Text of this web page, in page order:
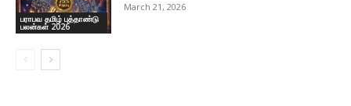
பராபவ தமிழ் புத்தாண்டு
பலன்கள் 2026
March 21, 2026